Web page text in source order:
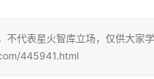
不代表星火智库立场，仅供大家
445941.html